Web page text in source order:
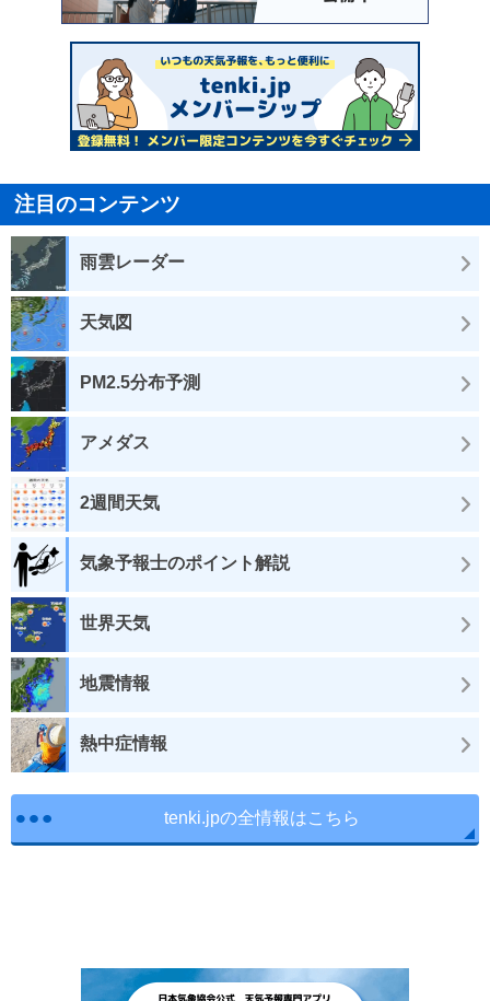
注目のコンテンツ
雨雲レーダー
天気図
PM2.5分布予測
アメダス
2週間天気
気象予報士のポイント解説
世界天気
地震情報
熱中症情報
tenki.jpの全情報はこちら